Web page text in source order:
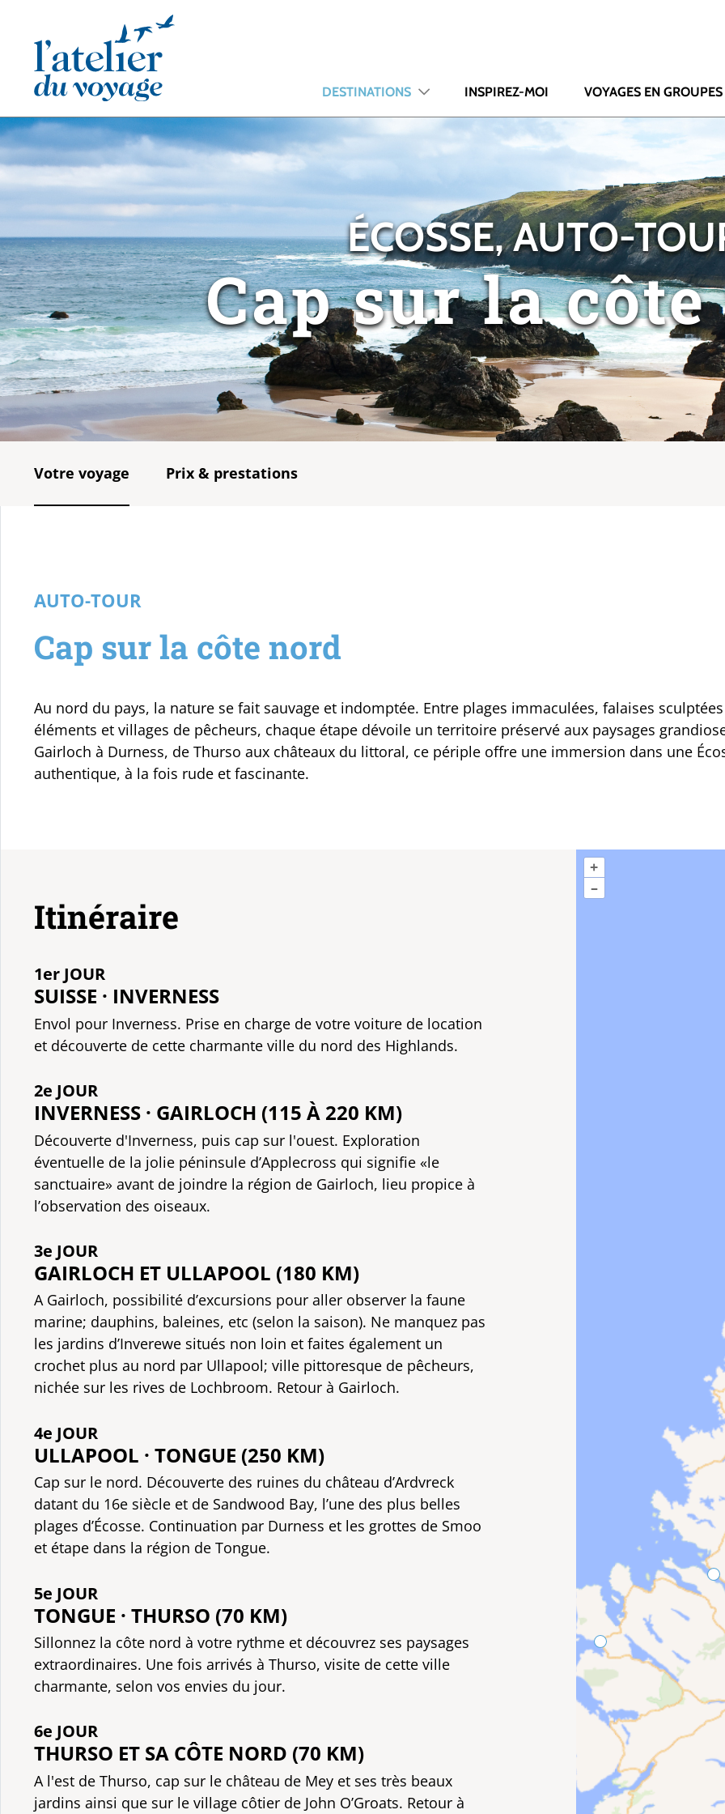
DESTINATIONS INSPIREZ-MOI VOYAGES EN GROUPES
ÉCOSSE, AUTO-
Cap sur la
Votre voyage Prix & prestations
AUTO-TOUR
Cap sur la côte nord
Au nord du pays, la nature se fait sauvage et indomptée. Entre plages immaculées, falaises
éléments et villages de pêcheurs, chaque étape dévoile un territoire préservé aux paysages
Gairloch à Durness, de Thurso aux châteaux du littoral, ce périple offre une immersion dans une
authentique, à la fois rude et fascinante.
+
–
Itinéraire
1er JOUR
SUISSE · INVERNESS
Envol pour Inverness. Prise en charge de votre voiture de location
et découverte de cette charmante ville du nord des Highlands.
2e JOUR
INVERNESS · GAIRLOCH (115 À 220 KM)
Découverte d'Inverness, puis cap sur l'ouest. Exploration
éventuelle de la jolie péninsule d’Applecross qui signifie «le
sanctuaire» avant de joindre la région de Gairloch, lieu propice à
l’observation des oiseaux.
3e JOUR
GAIRLOCH ET ULLAPOOL (180 KM)
A Gairloch, possibilité d’excursions pour aller observer la faune
marine; dauphins, baleines, etc (selon la saison). Ne manquez pas
les jardins d’Inverewe situés non loin et faites également un
crochet plus au nord par Ullapool; ville pittoresque de pêcheurs,
nichée sur les rives de Lochbroom. Retour à Gairloch.
4e JOUR
ULLAPOOL · TONGUE (250 KM)
Cap sur le nord. Découverte des ruines du château d’Ardvreck
datant du 16e siècle et de Sandwood Bay, l’une des plus belles
plages d’Écosse. Continuation par Durness et les grottes de Smoo
et étape dans la région de Tongue.
5e JOUR
TONGUE · THURSO (70 KM)
Sillonnez la côte nord à votre rythme et découvrez ses paysages
extraordinaires. Une fois arrivés à Thurso, visite de cette ville
charmante, selon vos envies du jour.
6e JOUR
THURSO ET SA CÔTE NORD (70 KM)
A l'est de Thurso, cap sur le château de Mey et ses très beaux
jardins ainsi que sur le village côtier de John O’Groats. Retour à
Panneau de gestion des cookies